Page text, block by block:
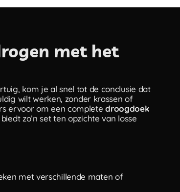
met het
kom je al snel tot de conclusie dat
wilt werken, zonder krassen of
ervoor om een completedroogdoek
zo’n set ten opzichte van losse
met verschillende maten of